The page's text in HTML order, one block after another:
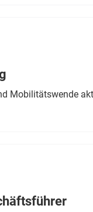
Mobilitätswende